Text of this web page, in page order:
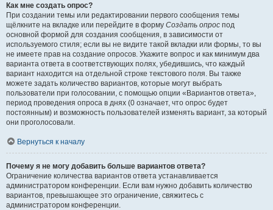
Как мне создать опрос?
При создании темы или редактировании первого сообщения темы
щёлкните на вкладке или перейдите в форму Создать опрос под
основной формой для создания сообщения, в зависимости от
используемого стиля; если вы не видите такой вкладки или формы, то вы
не имеете прав на создание опросов. Укажите вопрос и как минимум два
варианта ответа в соответствующих полях, убедившись, что каждый
вариант находится на отдельной строке текстового поля. Вы также
можете задать количество вариантов, которые могут выбрать
пользователи при голосовании, с помощью опции «Вариантов ответа»,
период проведения опроса в днях (0 означает, что опрос будет
постоянным) и возможность пользователей изменять вариант, за который
они проголосовали.
Вернуться к началу
Почему я не могу добавить больше вариантов ответа?
Ограничение количества вариантов ответа устанавливается
администратором конференции. Если вам нужно добавить количество
вариантов, превышающее это ограничение, свяжитесь с
администратором конференции.